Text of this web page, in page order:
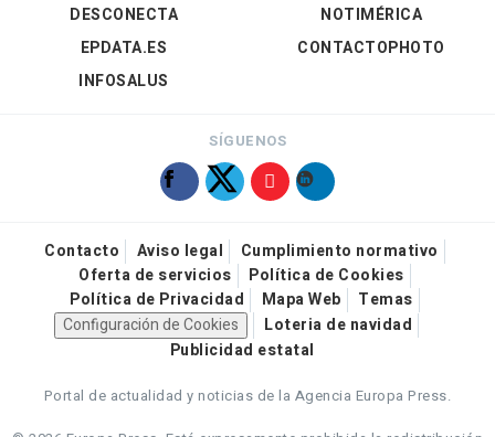
DESCONECTA
EPDATA.ES
INFOSALUS
NOTIMÉRICA
CONTACTOPHOTO
SÍGUENOS
Contacto Aviso legal
Cumplimiento normativo
Oferta de servicios
Política de Cookies
Política de Privacidad
Mapa Web
Temas
Configuración de Cookies
Loteria de navidad
Publicidad estatal
Portal de actualidad y noticias de la Agencia Europa Press.